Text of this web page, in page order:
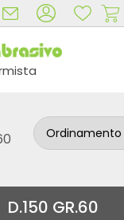
D.150 GR.60